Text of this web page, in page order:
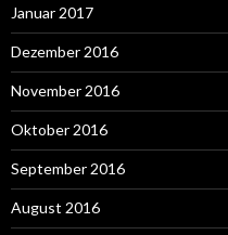
Januar 2017
Dezember 2016
November 2016
Oktober 2016
September 2016
August 2016